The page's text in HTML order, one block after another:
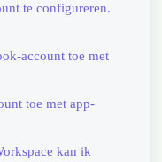
te configureren.
account toe met
toe met app-
kan ik